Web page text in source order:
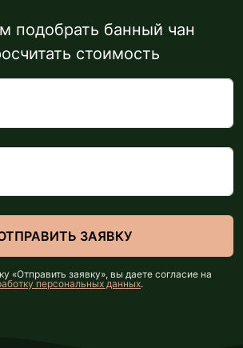
подобрать банный чан
стоимость
«Отправить заявку», вы даете согласие на
персональных данных.